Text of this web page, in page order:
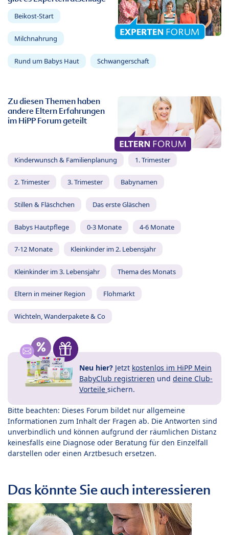
Beikost-Start
Milchnahrung
Rund um Babys Haut Schwangerschaft
Zu diesen Themen haben
andere Eltern Erfahrungen
im HiPP Forum geteilt
Kinderwunsch & Familienplanung 1. Trimester
2. Trimester 3. Trimester Babynamen
Stillen & Fläschchen Das erste Gläschen
Babys Hautpflege 0-3 Monate 4-6 Monate
7-12 Monate Kleinkinder im 2. Lebensjahr
Kleinkinder im 3. Lebensjahr Thema des Monats
Eltern in meiner Region Flohmarkt
Wichteln, Wanderpakete & Co
Neu hier? Jetzt kostenlos im HiPP Mein
BabyClub registrieren und deine Club-
Vorteile sichern.
Bitte beachten: Dieses Forum bildet nur allgemeine
Informationen zum Inhalt der Fragen ab. Die Antworten sind
unverbindlich und können aufgrund der räumlichen Distanz
keinesfalls eine Diagnose oder Beratung für den Einzelfall
darstellen oder einen Arztbesuch ersetzen.
Das könnte Sie auch interessieren